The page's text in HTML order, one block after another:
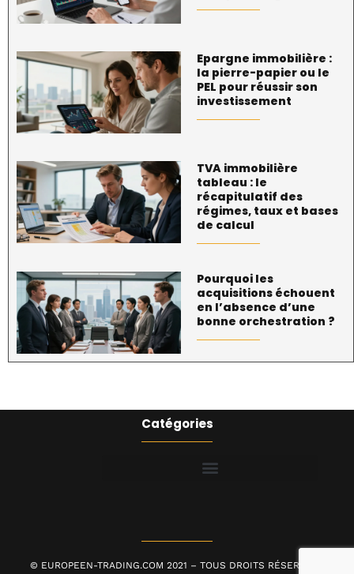
Epargne immobilière :
la pierre-papier ou le
PEL pour réussir son
investissement
TVA immobilière
tableau : le
récapitulatif des
régimes, taux et bases
de calcul
Pourquoi les
acquisitions échouent
en l’absence d’une
bonne orchestration ?
Catégories
© EUROPEEN-TRADING.COM 2021 – TOUS DROITS RÉSERVÉS |